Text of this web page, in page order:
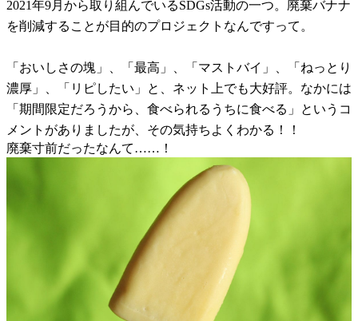
2021年9月から取り組んでいるSDGs活動の一つ。廃棄バナナ
を削減することが目的のプロジェクトなんですって。
「おいしさの塊」、「最高」、「マストバイ」、「ねっとり
濃厚」、「リピしたい」と、ネット上でも大好評。なかには
「期間限定だろうから、食べられるうちに食べる」というコ
メントがありましたが、その気持ちよくわかる！！
廃棄寸前だったなんて……！